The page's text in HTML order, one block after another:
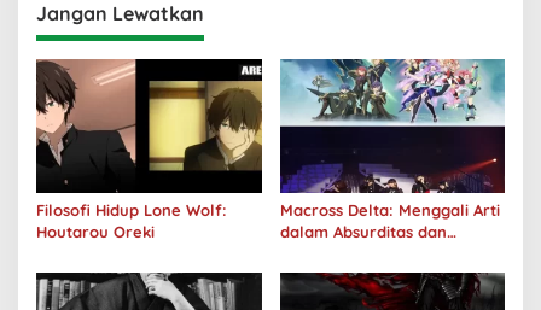
Jangan Lewatkan
Filosofi Hidup Lone Wolf:
Houtarou Oreki
Macross Delta: Menggali Arti
dalam Absurditas dan